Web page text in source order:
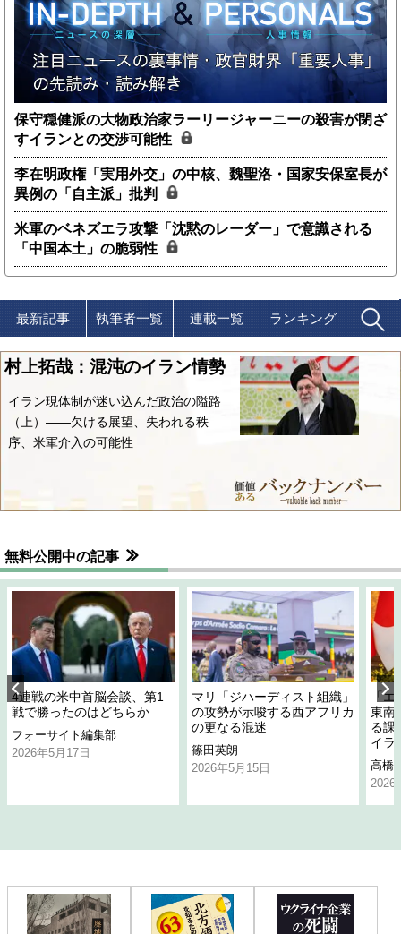
保守穏健派の大物政治家ラーリージャーニーの殺害が閉ざ
すイランとの交渉可能性
李在明政権「実用外交」の中核、魏聖洛・国家安保室長が
異例の「自主派」批判
米軍のベネズエラ攻撃「沈黙のレーダー」で意識される
「中国本土」の脆弱性
最新記事 執筆者一覧 連載一覧 ランキング
村上拓哉：混沌のイラン情勢
イラン現体制が迷い込んだ政治の隘路
（上）――欠ける展望、失われる秩
序、米軍介入の可能性
無料公開中の記事
4連戦の米中首脳会談、第1
戦で勝ったのはどちらか
フォーサイト編集部
2026年5月17日
マリ「ジハーディスト組織」
の攻勢が示唆する西アフリカ
の更なる混迷
篠田英朗
2026年5月15日
「
東南
る課
イラ
高橋
2026